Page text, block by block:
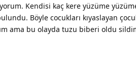
Kendisi kaç kere yüzüme
Böyle cocukları kıyaslayan
ama bu olayda tuzu biberi oldu